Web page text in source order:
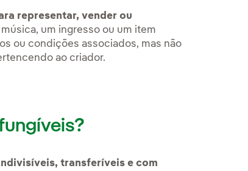
representar, vender ou
um ingresso ou um item
ou condições associados, mas não
ao criador.
transferíveis e com